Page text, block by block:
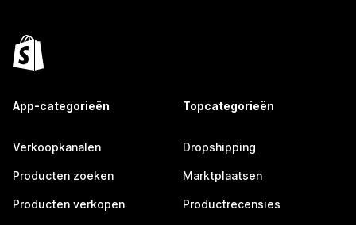
App-categorieën
Verkoopkanalen
Producten zoeken
Producten verkopen
Topcategorieën
Dropshipping
Marktplaatsen
Productrecensies